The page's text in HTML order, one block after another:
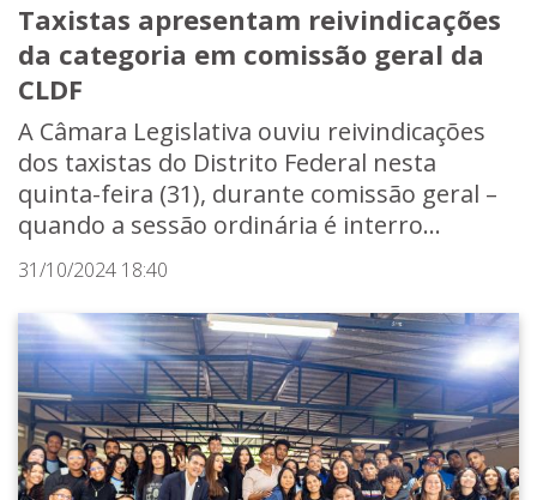
Taxistas apresentam reivindicações
da categoria em comissão geral da
CLDF
A Câmara Legislativa ouviu reivindicações
dos taxistas do Distrito Federal nesta
quinta-feira (31), durante comissão geral –
quando a sessão ordinária é interro...
31/10/2024 18:40